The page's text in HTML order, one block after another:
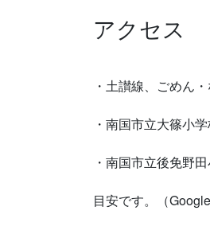
アクセス
・土讃線、ごめん
・南国市立大篠小
・南国市立後免野
目安です。（